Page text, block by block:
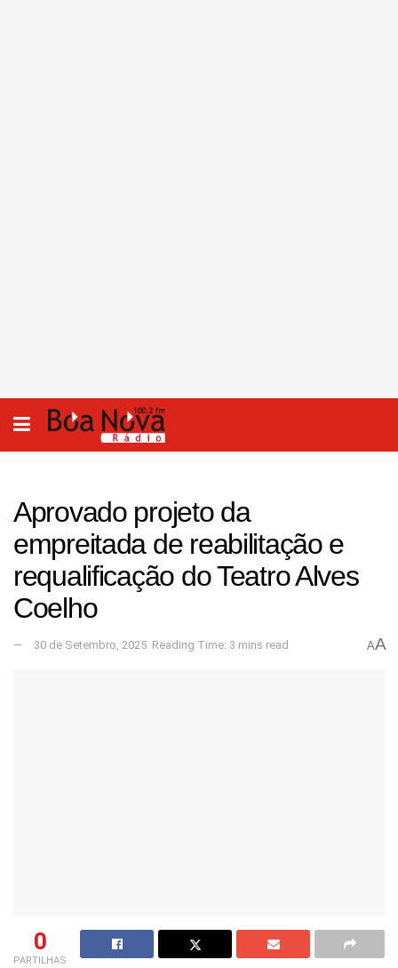
Aprovado projeto da
empreitada de reabilitação e
requalificação do Teatro Alves
Coelho
30 de Setembro, 2025 Reading Time: 3 mins read AA
0
PARTILHAS